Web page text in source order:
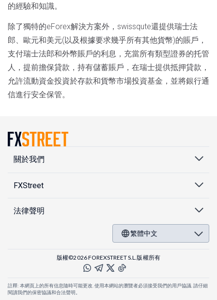
的經驗和知識。
除了獨特的eForex解決方案外，swissqute還提供瑞士法
郎、歐元和美元(以及根據要求幾乎所有其他貨幣)的賬戶，
支付瑞士法郎和外幣賬戶的利息，充當所有類型證券的托管
人，提前擔保貸款，持有儲蓄賬戶，在瑞士提供抵押貸款，
允許流動資金投資於存款和貨幣市場投資基金，並將銀行通
信進行安全保管。
關於我們
FXStreet
法律聲明
繁體中文
版權©2026 FOREXSTREET S.L.版權所有
註釋: 本網頁上的所有信息隨時可能更改. 使用本網站的瀏覽者必須接受我們的用戶協議. 請仔細
閱讀我們的保密協議和合法聲明。